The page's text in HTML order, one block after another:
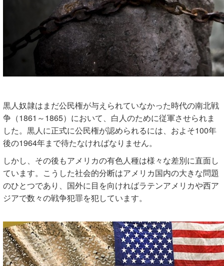
黒人奴隷はまだ公民権が与えられていなかった時代の南北戦
争（1861～1865）において、白人のために従軍させられま
した。黒人に正式に公民権が認められるには、およそ100年
後の1964年まで待たなければなりません。
しかし、その後もアメリカの有色人種は様々な差別に直面し
ています。こうした社会的分断はアメリカ国内の大きな問題
のひとつであり、国外に目を向ければラテンアメリカや西ア
ジアで数々の戦争犯罪を犯しています。